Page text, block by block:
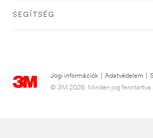
SEGÍTSÉG
Jogi információk Adatvédelem
© 3M 2026. Minden jog fenntartva.